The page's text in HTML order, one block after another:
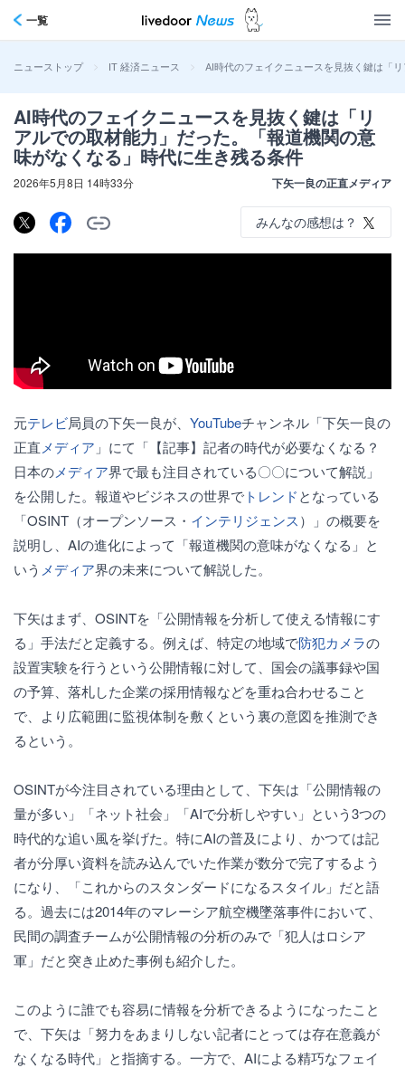
一覧
ニューストップ > IT 経済ニュース > AI時代のフェイクニュースを見抜く鍵は「
AI時代のフェイクニュースを見抜く鍵は「リ
アルでの取材能力」だった。「報道機関の意
味がなくなる」時代に生き残る条件
2026年5月8日 14時33分 下矢一良の正直メディア
みんなの感想は？
元テレビ局員の下矢一良が、 YouTubeチャンネル「下矢一良の
正直 メディア 」にて「【記事】記者の時代が必要なくなる？
日本のメディア界で最も注目されている〇〇について解説」
を公開した。報道やビジネスの世界で トレンドとなっている
「OSINT（オープンソース・ インテリジェンス）」の概要を
説明し、AIの進化によって「報道機関の意味がなくなる」と
いう メディア界の未来について解説した。
下矢はまず、OSINTを「公開情報を分析して使える情報にす
る」手法だと定義する。例えば、特定の地域で防犯カメラの
設置実験を行うという公開情報に対して、国会の議事録や国
の予算、落札した企業の採用情報などを重ね合わせること
で、より広範囲に監視体制を敷くという裏の意図を推測でき
るという。
OSINTが今注目されている理由として、下矢は「公開情報の
量が多い」「ネット社会」「AIで分析しやすい」という3つの
時代的な追い風を挙げた。特にAIの普及により、かつては記
者が分厚い資料を読み込んでいた作業が数分で完了するよう
になり、「これからのスタンダードになるスタイル」だと語
る。過去には2014年のマレーシア航空機墜落事件において、
民間の調査チームが公開情報の分析のみで「犯人はロシア
軍」だと突き止めた事例も紹介した。
このように誰でも容易に情報を分析できるようになったこと
で、下矢は「努力をあまりしない記者にとっては存在意義が
なくなる時代」と指摘する。一方で、AIによる精巧なフェイ